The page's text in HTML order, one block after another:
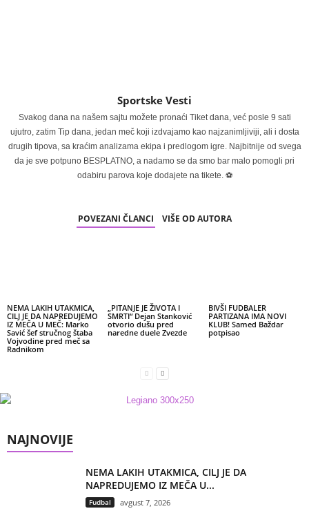
Sportske Vesti
Svakog dana na našem sajtu možete pronaći Tiket dana, već posle 9 sati
ujutro, zatim Tip dana, jedan meč koji izdvajamo kao najzanimljiviji, ali i dosta
drugih tipova, sa kraćim analizama ekipa i predlogom igre. Najbitnije od svega
da je sve potpuno BESPLATNO, a nadamo se da smo bar malo pomogli pri
odabiru parova koje dodajete na tikete. ⚽
POVEZANI ČLANCI VIŠE OD AUTORA
NEMA LAKIH UTAKMICA,
CILJ JE DA NAPREDUJEMO
IZ MEČA U MEČ: Marko
Savić šef stručnog štaba
Vojvodine pred meč sa
Radnikom
„PITANJE JE ŽIVOTA I
SMRTI“ Dejan Stanković
otvorio dušu pred
naredne duele Zvezde
BIVŠI FUDBALER
PARTIZANA IMA NOVI
KLUB! Samed Baždar
potpisao
NAJNOVIJE
NEMA LAKIH UTAKMICA, CILJ JE DA
NAPREDUJEMO IZ MEČA U...
Fudbal avgust 7, 2026